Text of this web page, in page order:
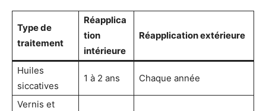
Type de
traitement
Réapplica
tion
intérieure
Réapplication extérieure
Huiles
siccatives
1 à 2 ans Chaque année
Vernis et